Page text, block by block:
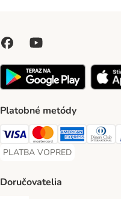
Platobné metódy
Visa Payment Method
Mastercard Payment
AmericanDiners
PLATBA VOPRED
PLATBA VOPRED Payment
Doručovatelia